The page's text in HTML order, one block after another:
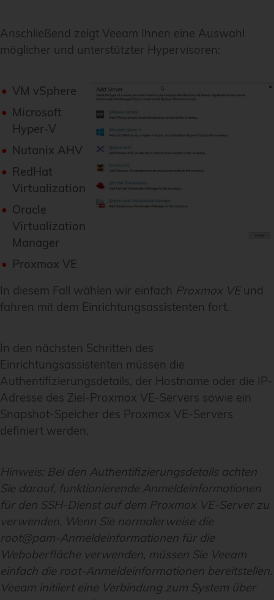
Anschließend zeigt Veeam Ihnen eine Auswahl
möglicher und unterstützter Hypervisoren:
VM vSphere
Microsoft
Hyper-V
Nutanix AHV
RedHat
Virtualization
Oracle
Virtualization
Manager
Proxmox VE
In diesem Fall wählen wir einfach Proxmox VEund
fahren mit dem Einrichtungsassistenten fort.
In den nächsten Schritten des
Einrichtungsassistenten müssen die
Authentifizierungsdetails, der Hostname oder die IP-
Adresse des Ziel-Proxmox VE-Servers sowie ein
Snapshot-Speicher des Proxmox VE-Servers
definiert werden.
Hinweis: Bei den Authentifizierungsdetails achten
Sie darauf, funktionierende Anmeldeinformationen
für den SSH-Dienst auf dem Proxmox VE-Server zu
verwenden. Wenn Sie normalerweise die
root@pam-Anmeldeinformationen für die
Weboberfläche verwenden, müssen Sie Veeam
einfach die root-Anmeldeinformationen bereitstellen.
Veeam initiiert eine Verbindung zum System über